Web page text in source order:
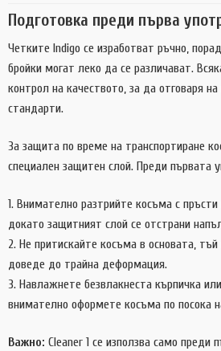
Подготовка преди първа
Четките Indigo се изработват ръчно,
бройки могат леко да се различават.
контрол на качеството, за да отговаря
стандарти.
За защита по време на транспортиране
специален защитен слой. Преди първата
Внимателно разтрийте косъма с пръсти
докато защитният слой се отстрани
Не притискайте косъма в основата,
доведе до трайна деформация.
Навлажнете безвлакнеста кърпичка
внимателно оформете косъма по посока
Важно: Cleaner 1 се използва само преди